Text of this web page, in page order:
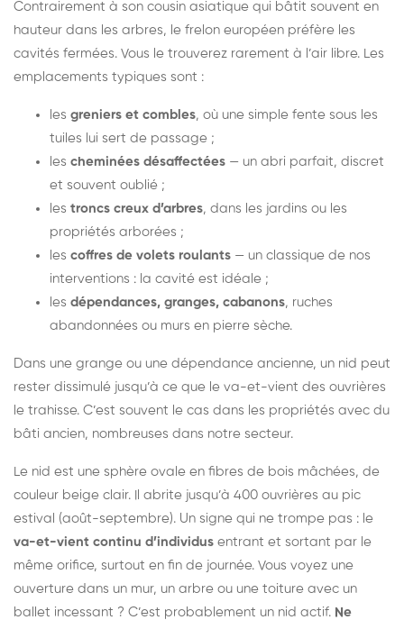
Contrairement à son cousin asiatique qui bâtit souvent en
hauteur dans les arbres, le frelon européen préfère les
cavités fermées. Vous le trouverez rarement à l’air libre. Les
emplacements typiques sont :
les greniers et combles, où une simple fente sous les
tuiles lui sert de passage ;
les cheminées désaffectées — un abri parfait, discret
et souvent oublié ;
les troncs creux d’arbres, dans les jardins ou les
propriétés arborées ;
les coffres de volets roulants — un classique de nos
interventions : la cavité est idéale ;
les dépendances, granges, cabanons, ruches
abandonnées ou murs en pierre sèche.
Dans une grange ou une dépendance ancienne, un nid peut
rester dissimulé jusqu’à ce que le va-et-vient des ouvrières
le trahisse. C’est souvent le cas dans les propriétés avec du
bâti ancien, nombreuses dans notre secteur.
Le nid est une sphère ovale en fibres de bois mâchées, de
couleur beige clair. Il abrite jusqu’à 400 ouvrières au pic
estival (août-septembre). Un signe qui ne trompe pas : le
va-et-vient continu d’individus entrant et sortant par le
même orifice, surtout en fin de journée. Vous voyez une
ouverture dans un mur, un arbre ou une toiture avec un
ballet incessant ? C’est probablement un nid actif. Ne